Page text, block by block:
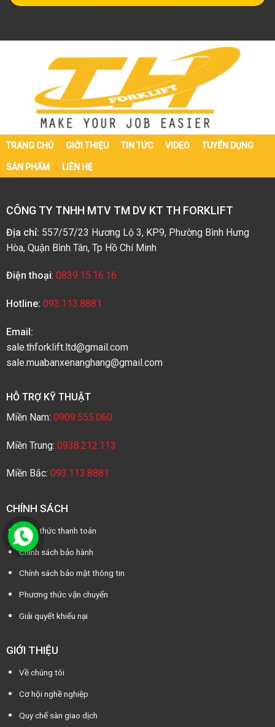
TRANG CHỦ GIỚI THIỆU TIN TỨC VIDEO TUYỂN DỤNG
SẢN PHẨM LIÊN HỆ
CÔNG TY TNHH MTV TM DV KT TH FORKLIFT
Địa chỉ: 557/57/23 Hương Lộ 3, KP9, Phường Bình Hưng
Hòa, Quận Bình Tân, Tp Hồ Chí Minh
Điện thoại: 0839.15.16.16
Hotline: 093.113.8881
Email:
sale.thforklift.ltd@gmail.com
sale.muabanxenanghang@gmail.com
HỖ TRỢ KỸ THUẬT
Miền Nam: 0909.555.060
Miền Trung: 0938.212.113
Miền Bắc: 093.113.8881
CHÍNH SÁCH
Cách thức thanh toán
Chính sách bảo hành
Chính sách bảo mật thông tin
Phương thức vận chuyển
Giải quyết khiếu nại
GIỚI THIỆU
Về chúng tôi
Cơ hội nghề nghiệp
Quy chế sàn giao dịch